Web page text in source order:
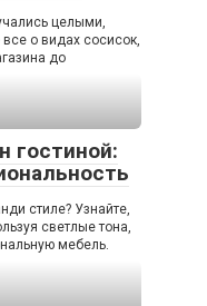
целыми,
о видах сосисок,
до
гостиной:
стиле? Узнайте,
светлые тона,
мебель.